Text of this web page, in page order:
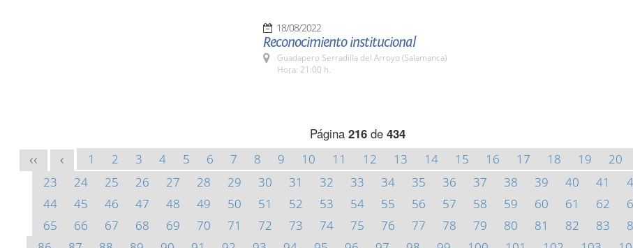
18/08/2022
Reconocimiento institucional
Guadapero Serradilla del Arroyo (Salamanca)
Hora: 21:00 h.
Página 216de 434
<< < 1 2 3 4 5 6 7 8 9 10 11 12 13 14 15 16 17 18 19 20
23
24 25 26 27 28 29 30 31 32 33 34 35 36 37 38 39 40 41
44
45 46 47 48 49 50 51 52 53 54 55 56 57 58 59 60 61 62
65
66 67 68 69 70 71 72 73 74 75 76 77 78 79 80 81 82 83